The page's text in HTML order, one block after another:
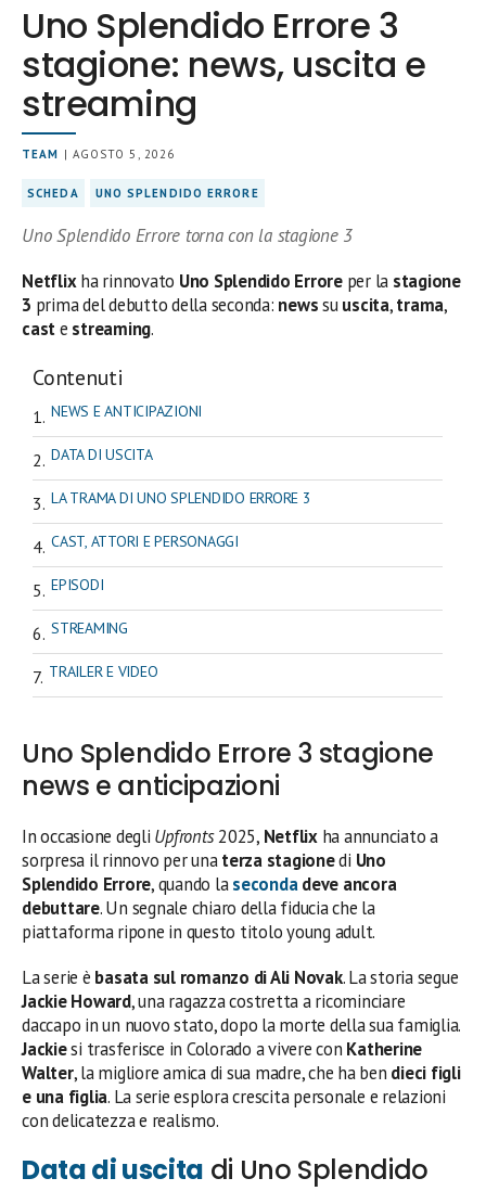
Uno Splendido Errore 3
stagione: news, uscita e
streaming
TEAM | AGOSTO 5, 2026
SCHEDA UNO SPLENDIDO ERRORE
Uno Splendido Errore torna con la stagione 3
Netflixha rinnovato Uno Splendido Erroreper la stagione
3 prima del debutto della seconda: newssuuscita,trama,
caste streaming.
Contenuti
NEWS E ANTICIPAZIONI
DATA DI USCITA
LA TRAMA DI UNO SPLENDIDO ERRORE 3
CAST, ATTORI E PERSONAGGI
EPISODI
STREAMING
TRAILER E VIDEO
Uno Splendido Errore 3 stagione
news e anticipazioni
In occasione degli Upfronts2025, Netflixha annunciato a
sorpresa il rinnovo per unaterza stagionedi Uno
Splendido Errore, quando lasecondadeve ancora
debuttare. Un segnale chiaro della fiducia che la
piattaforma ripone in questo titolo young adult.
La serie è basata sul romanzo di Ali Novak. La storia segue
Jackie Howard, una ragazza costretta a ricominciare
daccapo in un nuovo stato, dopo la morte della sua famiglia.
Jackiesi trasferisce in Colorado a vivere con Katherine
Walter, la migliore amica di sua madre, che ha ben dieci figli
e una figlia. La serie esplora crescita personale e relazioni
con delicatezza e realismo.
Data di uscita di Uno Splendido